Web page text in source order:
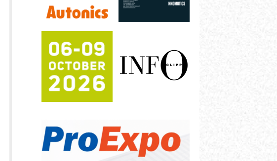
FANUC: Najbolje za vašu pametnu
automatizaciju
Efikasno upravljanje energijom
Automatizacija pakovanja · Display
(Shelf-Ready) omotnice
Potpuna efikasnost bez složenih
sistema
poverenja u industriji
Art Utopia Studio – vizuelne priče